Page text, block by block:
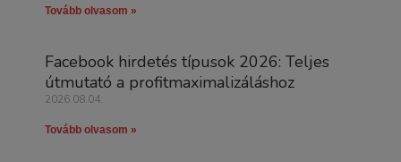
Tovább olvasom »
Facebook hirdetés típusok 2026: Teljes
útmutató a profitmaximalizáláshoz
2026.08.04.
Tovább olvasom »